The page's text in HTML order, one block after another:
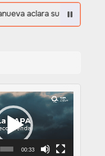
situación legal ante
00:33